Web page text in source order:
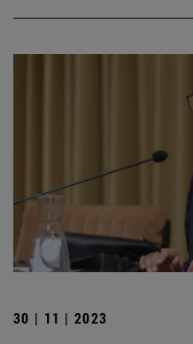
30 | 11 | 2023